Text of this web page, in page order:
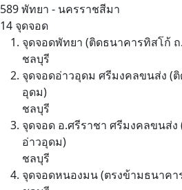
589พัทยา - นครราชสีมา
14 จุดจอด
จุดจอดพัทยา (ติดธนาคารทิสโก้
ชลบุรี
จุดจอดอ่าวอุดม ศรีมงคลขนส่ง (
อุดม)
ชลบุรี
จุดจอด อ.ศรีราชา ศรีมงคลขนส่ง
อ่าวอุดม)
ชลบุรี
จุดจอดหนองมน (ตรงข้ามธนาค